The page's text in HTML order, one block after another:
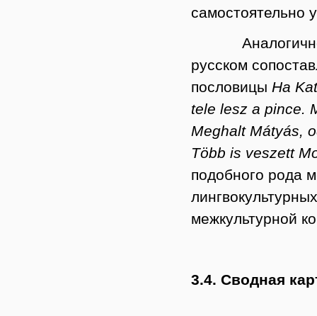
самостоятельно
Аналогично
русском
пословицы Ha
tele lesz a pince.
Meghalt Mátyás,
Több is veszett
подобного рода
межкультурной
3.4. Сводная